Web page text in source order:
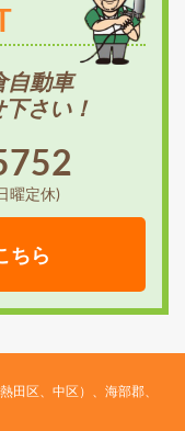
自動車
さい！
曜定休)
ちら
田区、中区）、海部郡、